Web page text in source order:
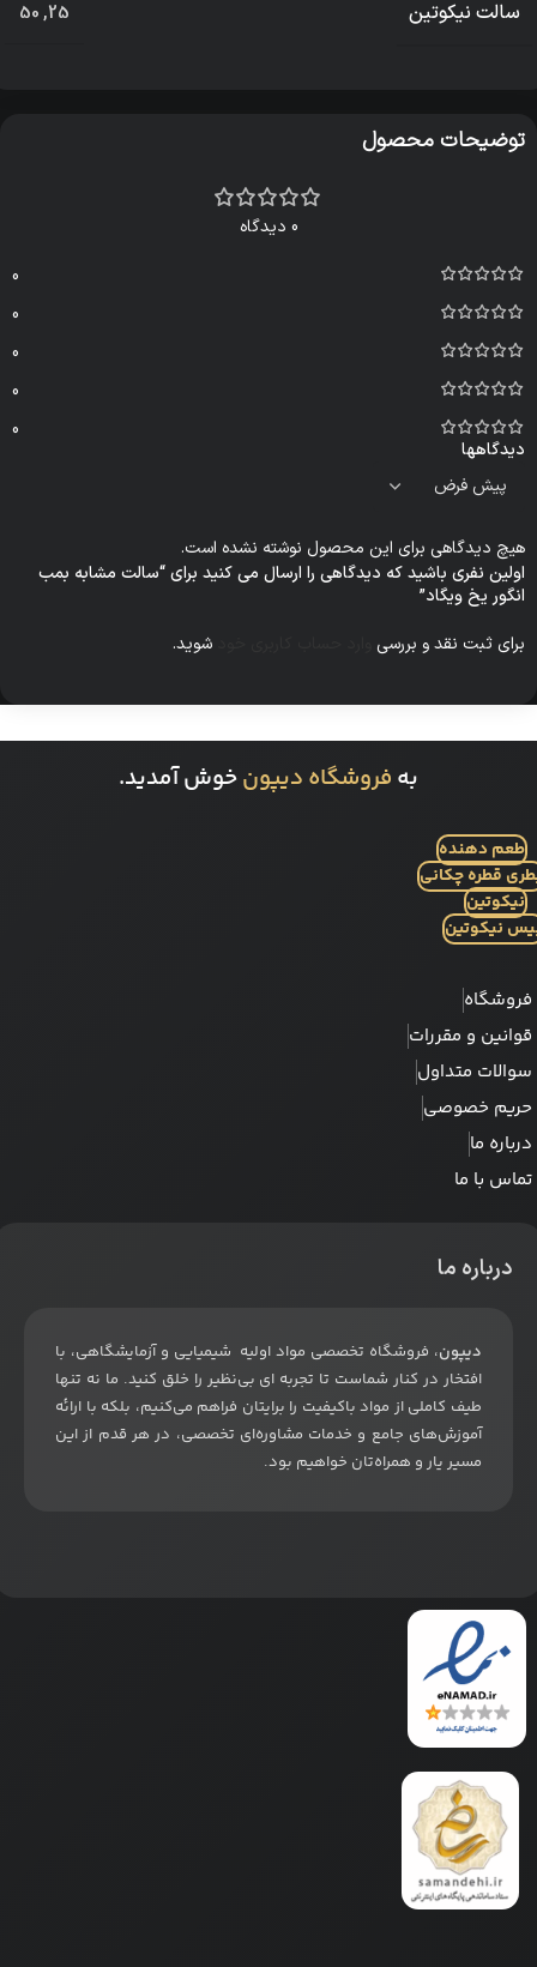
سالت نیکوتین 25
,
50
توضیحات محصول
0 دیدگاه
0
0
0
0
0
دیدگاهها
هیچ دیدگاهی برای این محصول نوشته نشده است.
اولین نفری باشید که دیدگاهی را ارسال می کنید برای “سالت مشابه بمب
انگور یخ ویگاد”
برای ثبت نقد و بررسی
شوید.
به فروشگاه دیپونخوش آمدید.
طعم دهنده
قطره چکانی
نیکوتین
نیکوتین
فروشگاه
قوانین و مقررات
سوالات متداول
حریم خصوصی
درباره ما
تماس با ما
درباره ما
دیپون، فروشگاه تخصصی مواد اولیه شیمیایی و آزمایشگاهی، با
افتخار در کنار شماست تا تجربه ای بی‌نظیر را خلق کنید. ما نه تنها
طیف کاملی از مواد باکیفیت را برایتان فراهم می‌کنیم، بلکه با ارائه
آموزش‌های جامع و خدمات مشاوره‌ای تخصصی، در هر قدم از این
مسیر یار و همراه‌تان خواهیم بود.